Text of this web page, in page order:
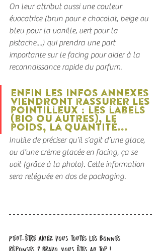
On leur attribut aussi une couleur
évocatrice (brun pour e chocolat, beige ou
bleu pour la vanille, vert pour la
pistache....) qui prendra une part
importante sur le facing pour aider à la
reconnaissance rapide du parfum.
Enfin les infos annexes
viendront rassurer les
pointilleux : les labels
(bio ou autres), le
poids, la quantité...
Inutile de préciser qu’il s’agit d’une glace,
ou d’une crème glacée en facing, ça se
voit (grâce à la photo). Cette information
sera reléguée en dos de packaging.
Peut-être aviez vous toutes les bonnes